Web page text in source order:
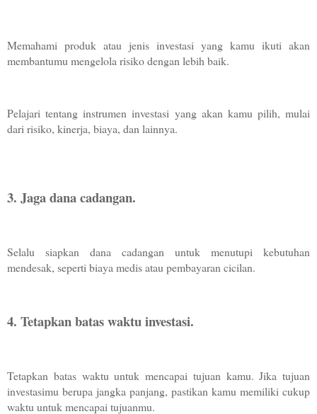
Memahami produk atau jenis investasi yang kamu ikuti akan
membantumu mengelola risiko dengan lebih baik.
Pelajari tentang instrumen investasi yang akan kamu pilih, mulai
dari risiko, kinerja, biaya, dan lainnya.
3. Jaga dana cadangan.
Selalu siapkan dana cadangan untuk menutupi kebutuhan
mendesak, seperti biaya medis atau pembayaran cicilan.
4. Tetapkan batas waktu investasi.
Tetapkan batas waktu untuk mencapai tujuan kamu. Jika tujuan
investasimu berupa jangka panjang, pastikan kamu memiliki cukup
waktu untuk mencapai tujuanmu.